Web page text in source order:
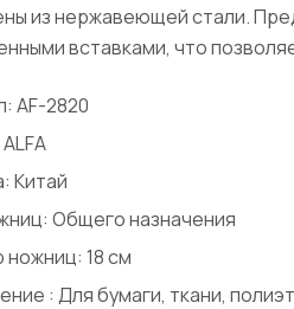
из нержавеющей стали.
вставками, что
AF-2820
Китай
Общего назначения
ножниц: 18 см
: Для бумаги, ткани,